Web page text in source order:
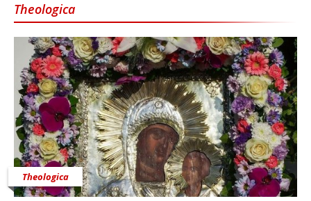
Theologica
Theologica